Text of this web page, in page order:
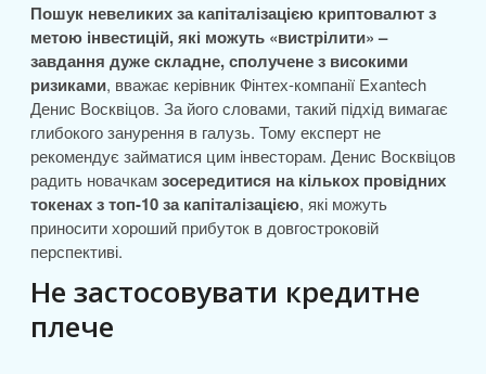
Пошук невеликих за капіталізацією криптовалют з
метою інвестицій, які можуть «вистрілити» –
завдання дуже складне, сполучене з високими
ризиками, вважає керівник Фінтех-компанії Exantech
Денис Восквіцов. За його словами, такий підхід вимагає
глибокого занурення в галузь. Тому експерт не
рекомендує займатися цим інвесторам. Денис Восквіцов
радить новачкамзосередитися на кількох провідних
токенах з топ-10 за капіталізацією, які можуть
приносити хороший прибуток в довгостроковій
перспективі.
Не застосовувати кредитне
плече